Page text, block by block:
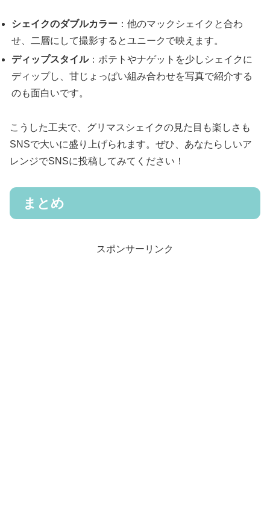
シェイクのダブルカラー ：他のマックシェイクと合わ
せ、二層にして撮影するとユニークで映えます。
ディップスタイル：ポテトやナゲットを少しシェイクに
ディップし、甘じょっぱい組み合わせを写真で紹介する
のも面白いです。
こうした工夫で、グリマスシェイクの見た目も楽しさも
SNSで大いに盛り上げられます。ぜひ、あなたらしいア
レンジでSNSに投稿してみてください！
まとめ
スポンサーリンク